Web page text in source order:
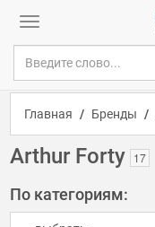
Toggle
Главная Бренды
Arthur Forty 17
По категориям: